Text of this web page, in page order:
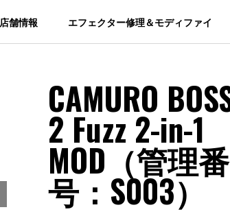
店舗情報 エフェクター修理＆モディファイ
CAMURO
2 Fuzz 2-in-1
MOD（管理番
号：S003）